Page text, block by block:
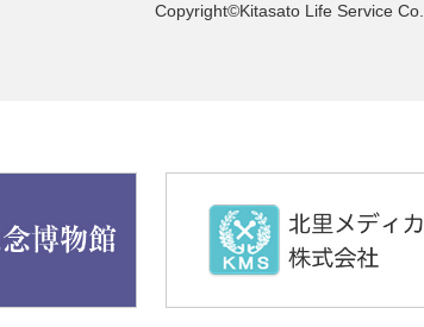
Copyright©Kitasato Life Service Co.